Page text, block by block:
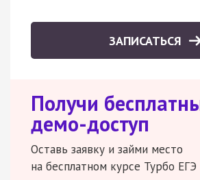
ЗАПИСАТЬСЯ
Получи
демо-доступ
Оставь заявку и займи место
на бесплатном курсе Турбо ЕГЭ